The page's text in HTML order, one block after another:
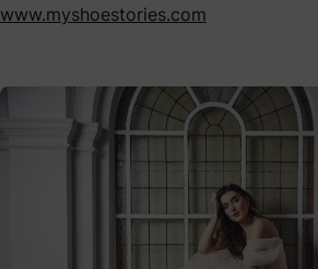
www.myshoestories.com